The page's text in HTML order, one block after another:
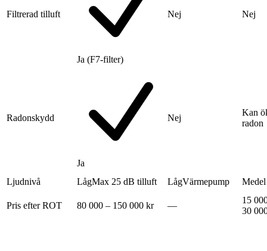
Filtrerad tilluft
Ja (F7-filter)
Nej Nej
Radonskydd
Ja
Nej
Kan
radon
Ljudnivå LågMax 25 dB tilluft LågVärmepump Medel
Pris efter ROT 80 000 – 150 000 kr —
15
30